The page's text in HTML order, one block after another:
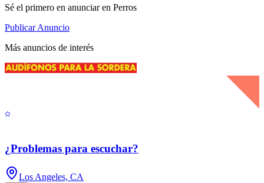
Sé el primero en anunciar en Perros
Publicar Anuncio
Más anuncios de interés
¿Problemas para escuchar?
Los Angeles, CA